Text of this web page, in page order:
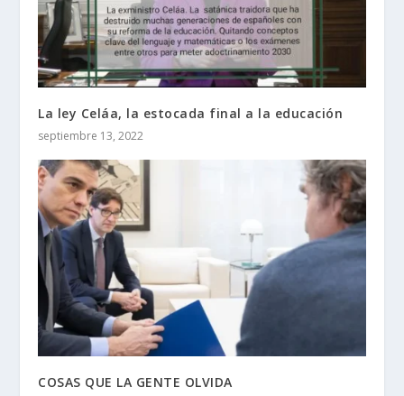
La ley Celáa, la estocada final a la educación
septiembre 13, 2022
COSAS QUE LA GENTE OLVIDA